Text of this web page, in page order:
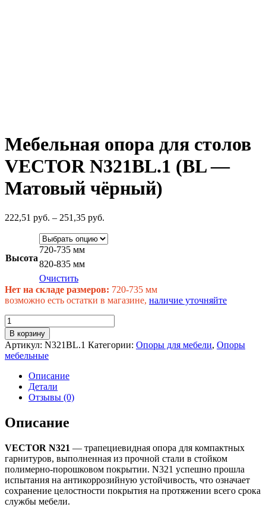
Мебельная опора для столов
VECTOR N321BL.1 (BL —
Матовый чёрный)
222,51 руб. – 251,35 руб.
Высота
720-735 мм
820-835 мм
Очистить
Нет на складе размеров: 720-735 мм
возможно есть остатки в магазине, наличие уточняйте
Количество
товара
Мебельная
опора
для
столов
VECTOR
N321BL.1
Матовый
В корзину
Артикул: N321BL.1 Категории: Опоры для мебели, Опоры
мебельные
Описание
Детали
Отзывы (0)
Описание
VECTOR N321 — трапециевидная опора для компактных
гарнитуров, выполненная из прочной стали в стойком
полимерно-порошковом покрытии. N321 успешно прошла
испытания на антикоррозийную устойчивость, что означает
сохранение целостности покрытия на протяжении всего срока
службы мебели.